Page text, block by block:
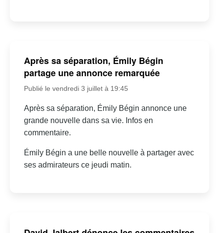
Après sa séparation, Émily Bégin
partage une annonce remarquée
Publié le vendredi 3 juillet à 19:45
Après sa séparation, Émily Bégin annonce une
grande nouvelle dans sa vie. Infos en
commentaire.
Émily Bégin a une belle nouvelle à partager avec
ses admirateurs ce jeudi matin.